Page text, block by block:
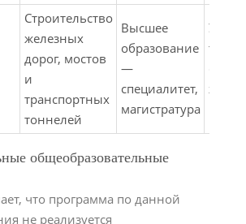
Строительство
железных
дорог, мостов
и
транспортных
тоннелей
Высшее
образование
—
специалитет,
магистратура
общеобразовательные
что программа по данной
не реализуется